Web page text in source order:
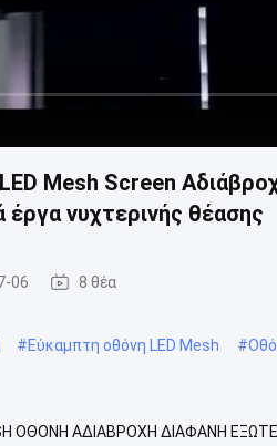
Mesh Screen
έργα νυχτερινής θέασης
06 8 θέα
#Εύκαμπτη οθόνη LED Mesh #
ΟΘΟΝΗ ΑΔΙΑΒΡΟΧΗ ΔΙΑΦΑΝΗ